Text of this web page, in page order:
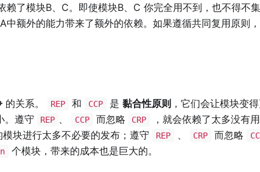
了模块B、C。即使模块B、C 你完全用不到，也不得不
额外的能力带来了额外的依赖。如果遵循共同复用原则
的关系。 REP 和 CCP 是 黏合性原则，它们会让模块变
。遵守 REP CCP 而忽略 CRP
，就会依赖了太多没有
块进行太多不必要的发布；遵守
REP CRP 而忽略
n 个模块，带来的成本也是巨大的。